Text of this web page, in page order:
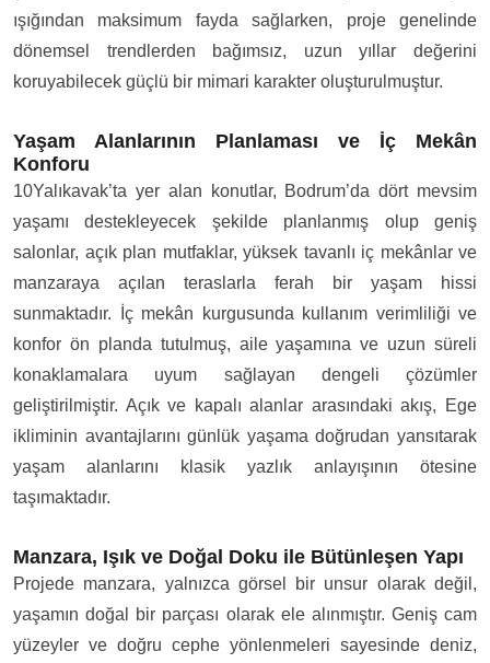
ışığından maksimum fayda sağlarken, proje genelinde
dönemsel trendlerden bağımsız, uzun yıllar değerini
koruyabilecek güçlü bir mimari karakter oluşturulmuştur.
Yaşam Alanlarının Planlaması ve İç Mekân
Konforu
10Yalıkavak’ta yer alan konutlar, Bodrum’da dört mevsim
yaşamı destekleyecek şekilde planlanmış olup geniş
salonlar, açık plan mutfaklar, yüksek tavanlı iç mekânlar ve
manzaraya açılan teraslarla ferah bir yaşam hissi
sunmaktadır. İç mekân kurgusunda kullanım verimliliği ve
konfor ön planda tutulmuş, aile yaşamına ve uzun süreli
konaklamalara uyum sağlayan dengeli çözümler
geliştirilmiştir. Açık ve kapalı alanlar arasındaki akış, Ege
ikliminin avantajlarını günlük yaşama doğrudan yansıtarak
yaşam alanlarını klasik yazlık anlayışının ötesine
taşımaktadır.
Manzara, Işık ve Doğal Doku ile Bütünleşen Yapı
Projede manzara, yalnızca görsel bir unsur olarak değil,
yaşamın doğal bir parçası olarak ele alınmıştır. Geniş cam
yüzeyler ve doğru cephe yönlenmeleri sayesinde deniz,